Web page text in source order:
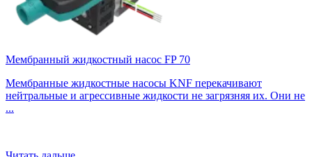
Мембранный жидкостный насос FP 70
Мембранные жидкостные насосы KNF перекачивают
нейтральные и агрессивные жидкости не загрязняя их. Они не
...